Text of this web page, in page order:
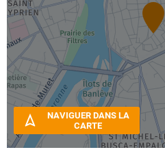
NAVIGUER DANS LA
CARTE